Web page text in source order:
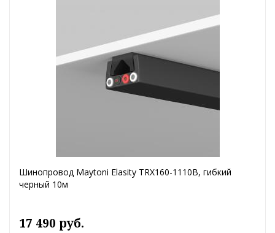
Шинопровод Maytoni Elasity TRX160-1110B, гибкий
черный 10м
17 490 руб.